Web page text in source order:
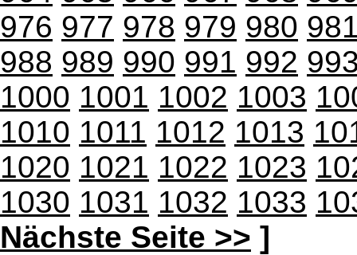
976 977 978 979 980
988 989 990 991 992
1000 1001 1002 1003
1010 1011 1012 1013
1020 1021 1022 1023
1030 1031 1032 1033
Nächste Seite >> ]